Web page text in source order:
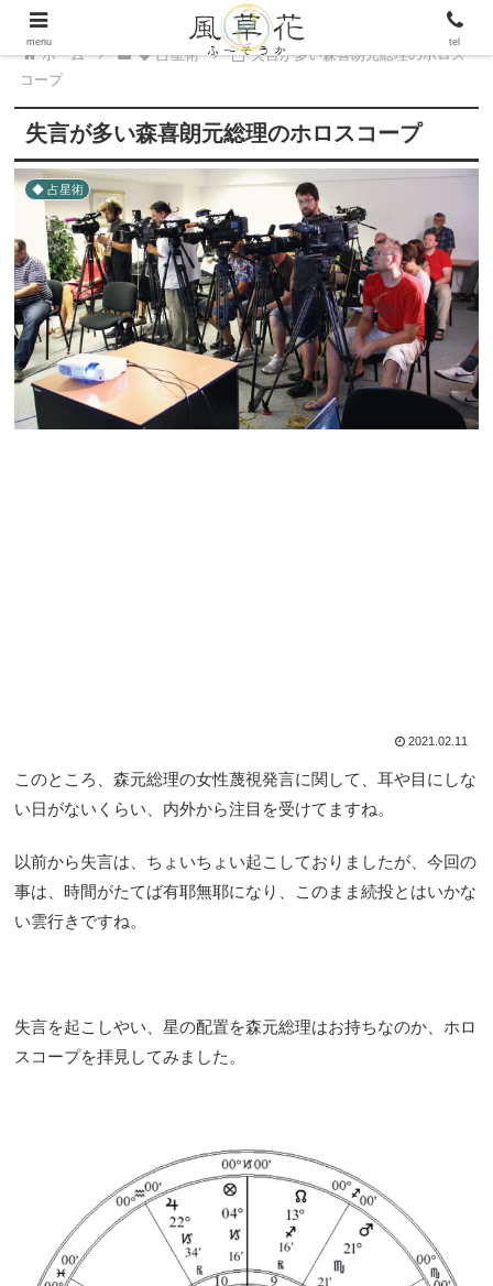
ホーム ◆ 占星術
失言が多い森喜朗元総理のホロス
コープ
失言が多い森喜朗元総理のホロスコープ
◆ 占星術
2021.02.11
このところ、森元総理の女性蔑視発言に関して、耳や目にしな
い日がないくらい、内外から注目を受けてますね。
以前から失言は、ちょいちょい起こしておりましたが、今回の
事は、時間がたてば有耶無耶になり、このまま続投とはいかな
い雲行きですね。
失言を起こしやい、星の配置を森元総理はお持ちなのか、ホロ
スコープを拝見してみました。
menu tel